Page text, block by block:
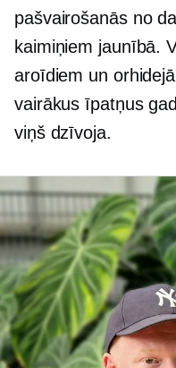
pašvairošanāsno
kaimiņiem jaunībā.
aroīdiem un
vairākus īpatņus
viņš dzīvoja.